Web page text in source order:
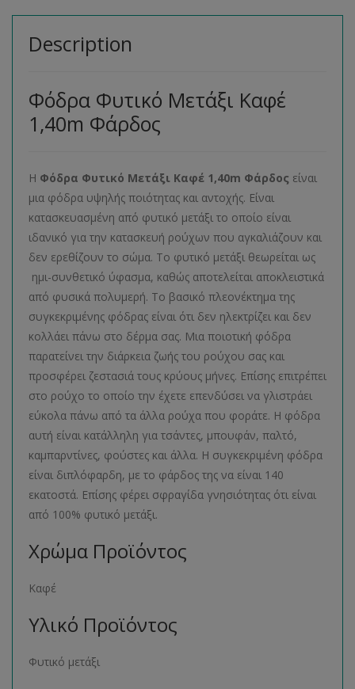
Description
Φόδρα Φυτικό Μετάξι Καφέ
1,40m Φάρδος
Η Φόδρα Φυτικό Μετάξι Καφέ 1,40m Φάρδος είναι
μια φόδρα υψηλής ποιότητας και αντοχής. Είναι
κατασκευασμένη από φυτικό μετάξι το οποίο είναι
ιδανικό για την κατασκευή ρούχων που αγκαλιάζουν και
δεν ερεθίζουν το σώμα. Το φυτικό μετάξι θεωρείται ως
ημι-συνθετικό ύφασμα, καθώς αποτελείται αποκλειστικά
από φυσικά πολυμερή. Το βασικό πλεονέκτημα της
συγκεκριμένης φόδρας είναι ότι δεν ηλεκτρίζει και δεν
κολλάει πάνω στο δέρμα σας. Μια ποιοτική φόδρα
παρατείνει την διάρκεια ζωής του ρούχου σας και
προσφέρει ζεστασιά τους κρύους μήνες. Επίσης επιτρέπει
στο ρούχο το οποίο την έχετε επενδύσει να γλιστράει
εύκολα πάνω από τα άλλα ρούχα που φοράτε. Η φόδρα
αυτή είναι κατάλληλη για τσάντες, μπουφάν, παλτό,
καμπαρντίνες, φούστες και άλλα. Η συγκεκριμένη φόδρα
είναι διπλόφαρδη, με το φάρδος της να είναι 140
εκατοστά. Επίσης φέρει σφραγίδα γνησιότητας ότι είναι
από 100% φυτικό μετάξι.
Χρώμα Προϊόντος
Καφέ
Υλικό Προϊόντος
Φυτικό μετάξι